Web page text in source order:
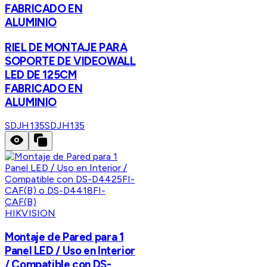
FABRICADO EN
ALUMINIO
RIEL DE MONTAJE PARA
SOPORTE DE VIDEOWALL
LED DE 125CM
FABRICADO EN
ALUMINIO
SDJH135SDJH135
HIKVISION
Montaje de Pared para 1
Panel LED / Uso en Interior